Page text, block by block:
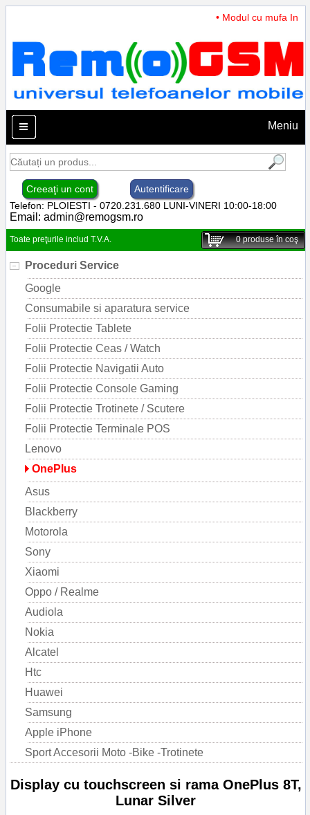
• Modul cu mufa
Meniu
Creeaţi un cont
Autentificare
Telefon: PLOIESTI - 0720.231.680 LUNI-VINERI 10:00-18:00
Email: admin@remogsm.ro
Toate preţurile includ T.V.A. 0produse în coş
Proceduri Service
Google
Consumabile si aparatura service
Folii Protectie Tablete
Folii Protectie Ceas / Watch
Folii Protectie Navigatii Auto
Folii Protectie Console Gaming
Folii Protectie Trotinete / Scutere
Folii Protectie Terminale POS
Lenovo
OnePlus
Asus
Blackberry
Motorola
Sony
Xiaomi
Oppo / Realme
Audiola
Nokia
Alcatel
Htc
Huawei
Samsung
Apple iPhone
Sport Accesorii Moto -Bike -Trotinete
Display cu touchscreen si rama OnePlus 8T,
Lunar Silver